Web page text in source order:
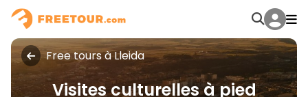
Free tours à Lleida
Visites culturelles à pied